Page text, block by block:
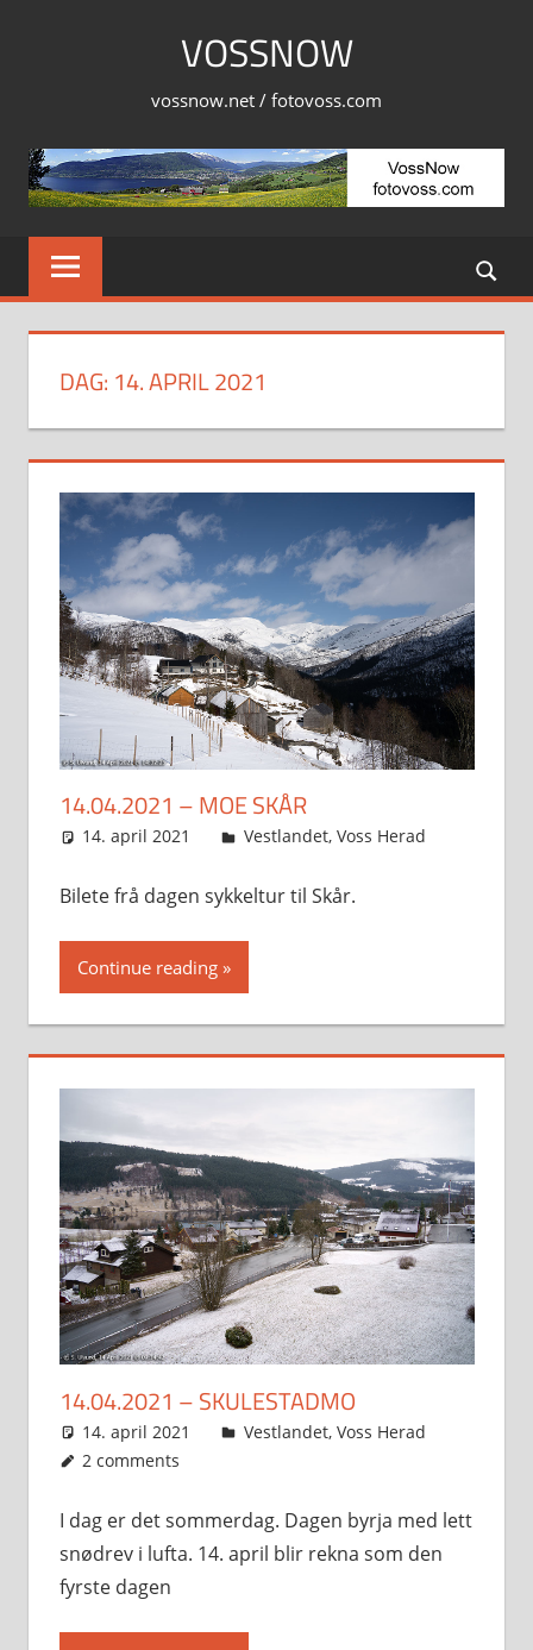
VOSSNOW
vossnow.net / fotovoss.com
DAG: 14. APRIL 2021
14.04.2021 – MOE SKÅR
14. april 2021 Svein
Vestlandet, Voss Herad
Bilete frå dagen sykkeltur til Skår.
Continue reading
14.04.2021 – SKULESTADMO
14. april 2021 Svein
Vestlandet, Voss Herad
2 comments
I dag er det sommerdag. Dagen byrja med lett
snødrev i lufta. 14. april blir rekna som den
fyrste dagen